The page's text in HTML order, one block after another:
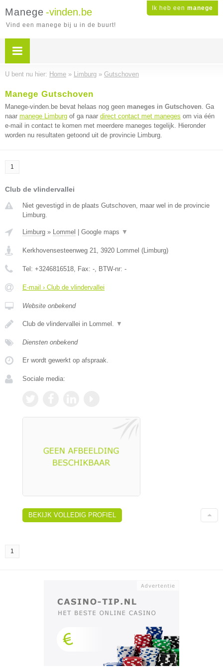
Ik heb een manege
Manege -vinden.be
Vind een manege bij u in de buurt!
U bent nu hier: Home » Limburg » Gutschoven
Manege Gutschoven
Manege-vinden.be bevat helaas nog geen maneges in Gutschoven. Ga
naar manege Limburg of ga naar direct contact met maneges om via één
e-mail in contact te komen met meerdere maneges tegelijk. Hieronder
worden nu resultaten getoond uit de provincie Limburg.
1
Club de vlindervallei
Niet gevestigd in de plaats Gutschoven, maar wel in de provincie
Limburg.
Limburg » Lommel Google maps ▼
Kerkhovensesteenweg 21, 3920 Lommel (Limburg)
Tel: +3246816518, Fax: -, BTW-nr: -
E-mail › Club de vlindervallei
Website onbekend
Club de vlindervallei in Lommel. ▼
Diensten onbekend
Er wordt gewerkt op afspraak.
Sociale media:
BEKIJK VOLLEDIG PROFIEL
1